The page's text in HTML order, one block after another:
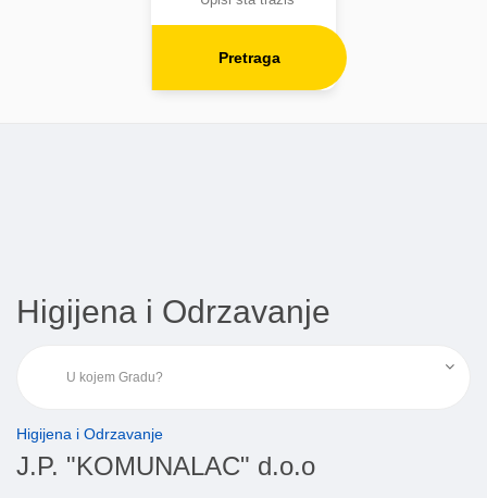
Pretraga
Higijena i Odrzavanje
Higijena i Odrzavanje
J.P. "KOMUNALAC" d.o.o